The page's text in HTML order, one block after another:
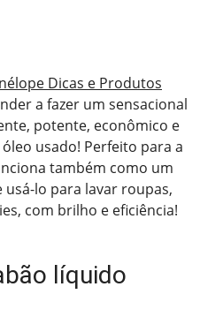
Dicas e Produtos
a fazer um sensacional
potente, econômico e
usado! Perfeito para a
também como um
lo para lavar roupas,
com brilho e eficiência!
líquido